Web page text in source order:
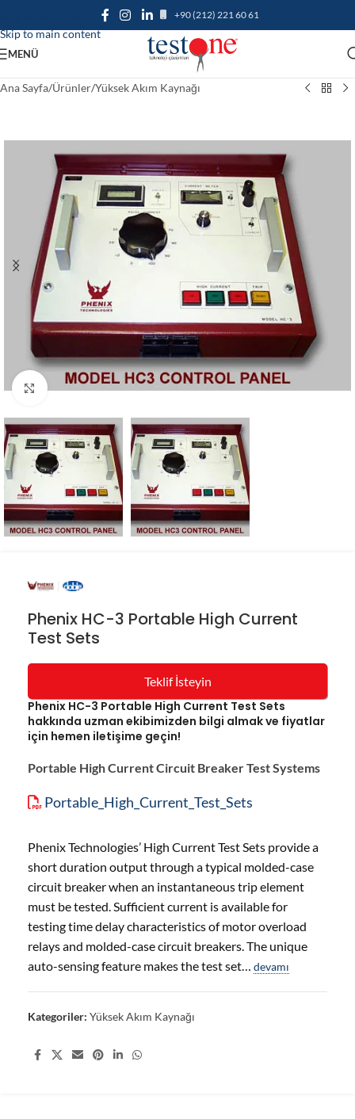
Skip to main content
+90 (212) 221 60 61
MENÜ
Ana Sayfa/Ürünler/Yüksek Akım Kaynağı
Resmi büyüt
Phenix HC-3 Portable High Current
Test Sets
Teklif İsteyin
Phenix HC-3 Portable High Current Test Sets
hakkında uzman ekibimizden bilgi almak ve fiyatlar
için hemen iletişime geçin!
Portable High Current Circuit Breaker Test Systems
Portable_High_Current_Test_Sets
Phenix Technologies’ High Current Test Sets provide a
short duration output through a typical molded-case
circuit breaker when an instantaneous trip element
must be tested. Sufficient current is available for
testing time delay characteristics of motor overload
relays and molded-case circuit breakers. The unique
auto-sensing feature makes the test set… devamı
Kategoriler: Yüksek Akım Kaynağı
Share: